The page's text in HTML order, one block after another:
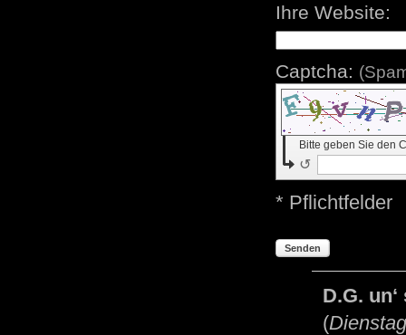
Ihre Website:
Captcha:
Bitte geben Sie den
↺
* Pflichtfelder
Senden
D.G.
(